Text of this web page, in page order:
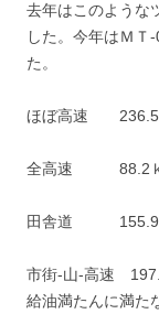
去年はこのような
した。今年はＭＴ
た。
ほぼ高速 236.5
全高速 88.2ｋ
田舎道 155.9
市街-山-高速
給油満たんに満た